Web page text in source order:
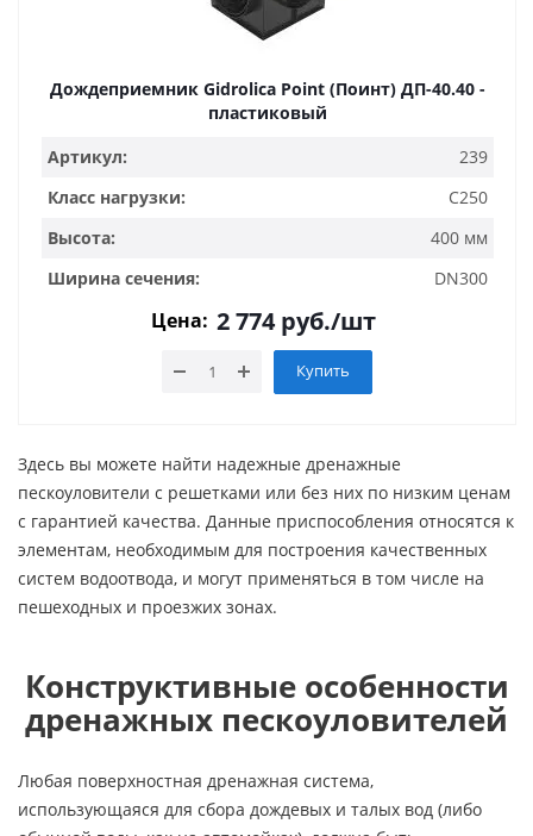
Дождеприемник Gidrolica Point (Поинт) ДП-40.40 -
пластиковый
Артикул:
239
Класс нагрузки:
C250
Высота:
400 мм
Ширина сечения:
DN300
Цена: 2 774руб./шт
Купить
Здесь вы можете найти надежные дренажные
пескоуловители с решетками или без них по низким ценам
с гарантией качества. Данные приспособления относятся к
элементам, необходимым для построения качественных
систем водоотвода, и могут применяться в том числе на
пешеходных и проезжих зонах.
Конструктивные особенности
дренажных пескоуловителей
Любая поверхностная дренажная система,
использующаяся для сбора дождевых и талых вод (либо